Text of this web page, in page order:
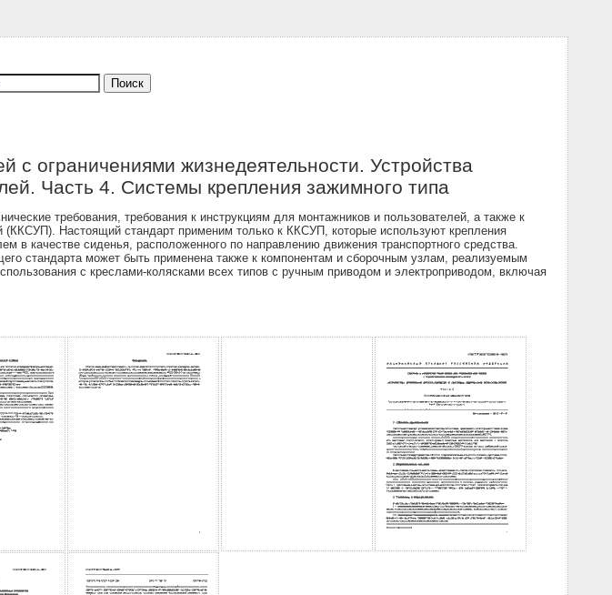
с ограничениями жизнедеятельности. Устройства
Часть 4. Системы крепления зажимного типа
требования, требования к инструкциям для монтажников и пользователей, а также к
Настоящий стандарт применим только к ККСУП, которые используют крепления
в качестве сиденья, расположенного по направлению движения транспортного средства.
стандарта может быть применена также к компонентам и сборочным узлам, реализуемым
с креслами-колясками всех типов с ручным приводом и электроприводом, включая